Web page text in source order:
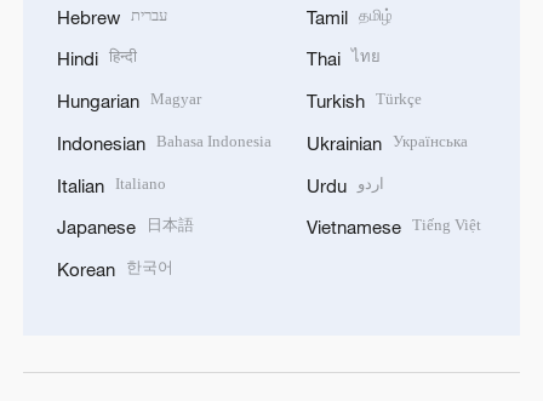
Hebrew עברית
Hindi हिन्दी
Hungarian Magyar
Indonesian Bahasa Indonesia
Italian Italiano
Japanese 日本語
Korean 한국어
Tamil தமிழ்
Thai ไทย
Turkish Türkçe
Ukrainian Українська
Urdu اردو
Vietnamese Tiếng Việt